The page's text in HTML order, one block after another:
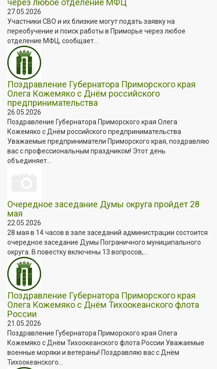
через любое отделение МФЦ
27.05.2026
Участники СВО и их близкие могут подать заявку на
переобучение и поиск работы в Приморье через любое
отделение МФЦ, сообщает...
Поздравление Губернатора Приморского края
Олега Кожемяко с Днём российского
предпринимательства
26.05.2026
Поздравление Губернатора Приморского края Олега
Кожемяко с Днём российского предпринимательства
Уважаемые предприниматели Приморского края, поздравляю
вас с профессиональным праздником! Этот день
объединяет...
Очередное заседание Думы округа пройдет 28
мая
22.05.2026
28 мая в 14 часов в зале заседаний администрации состоится
очередное заседание Думы Пограничного муниципального
округа. В повестку включены 13 вопросов,...
Поздравление Губернатора Приморского края
Олега Кожемяко с Днём Тихоокеанского флота
России
21.05.2026
Поздравление Губернатора Приморского края Олега
Кожемяко с Днём Тихоокеанского флота России Уважаемые
военные моряки и ветераны! Поздравляю вас с Днём
Тихоокеанского...